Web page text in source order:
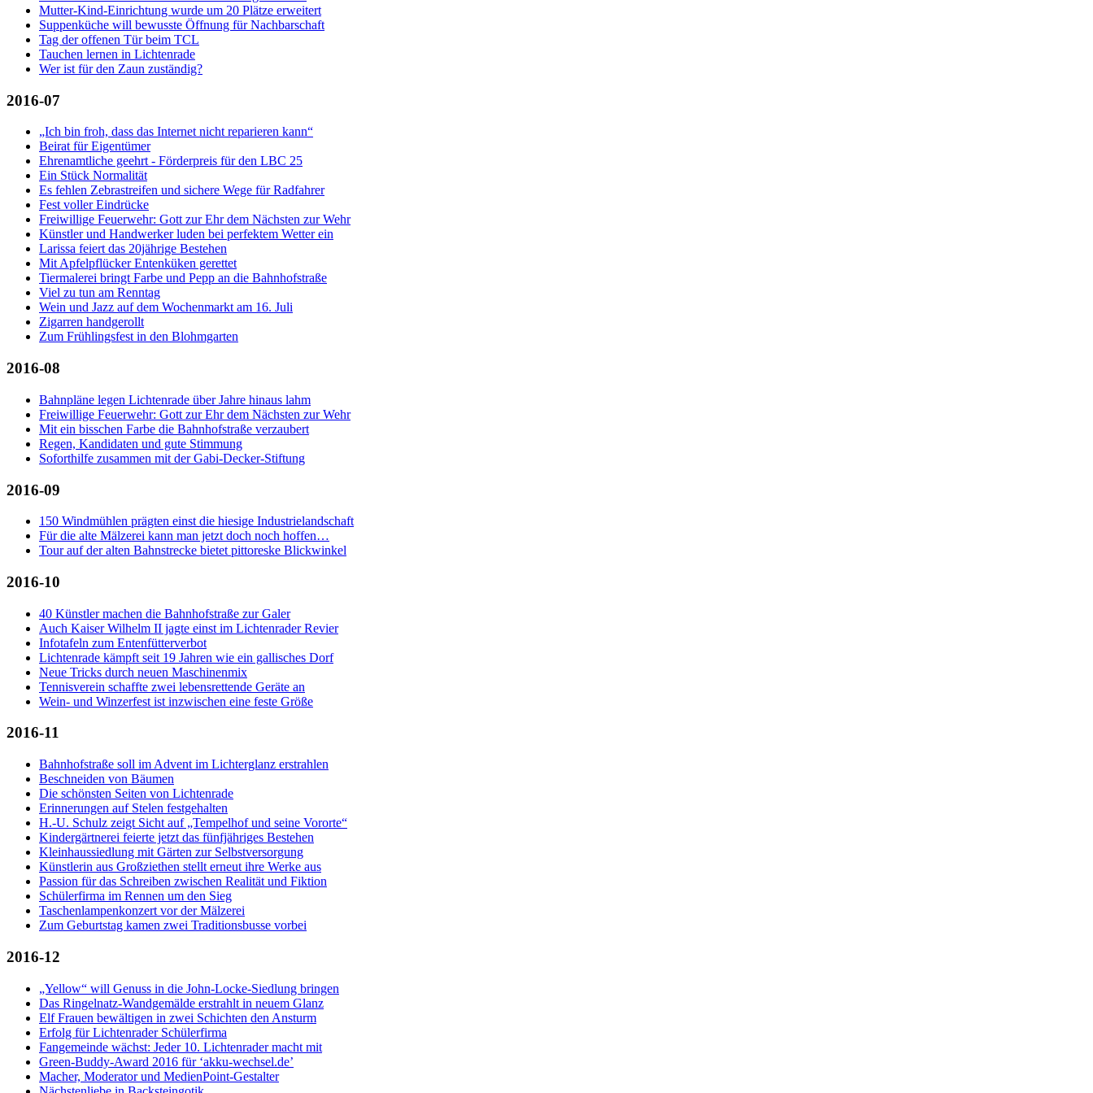
Mutter-Kind-Einrichtung wurde um 20 Plätze erweitert
Suppenküche will bewusste Öffnung für Nachbarschaft
Tag der offenen Tür beim TCL
Tauchen lernen in Lichtenrade
Wer ist für den Zaun zuständig?
2016-07
„Ich bin froh, dass das Internet nicht reparieren kann“
Beirat für Eigentümer
Ehrenamtliche geehrt - Förderpreis für den LBC 25
Ein Stück Normalität
Es fehlen Zebrastreifen und sichere Wege für Radfahrer
Fest voller Eindrücke
Freiwillige Feuerwehr: Gott zur Ehr dem Nächsten zur Wehr
Künstler und Handwerker luden bei perfektem Wetter ein
Larissa feiert das 20jährige Bestehen
Mit Apfelpflücker Entenküken gerettet
Tiermalerei bringt Farbe und Pepp an die Bahnhofstraße
Viel zu tun am Renntag
Wein und Jazz auf dem Wochenmarkt am 16. Juli
Zigarren handgerollt
Zum Frühlingsfest in den Blohmgarten
2016-08
Bahnpläne legen Lichtenrade über Jahre hinaus lahm
Freiwillige Feuerwehr: Gott zur Ehr dem Nächsten zur Wehr
Mit ein bisschen Farbe die Bahnhofstraße verzaubert
Regen, Kandidaten und gute Stimmung
Soforthilfe zusammen mit der Gabi-Decker-Stiftung
2016-09
150 Windmühlen prägten einst die hiesige Industrielandschaft
Für die alte Mälzerei kann man jetzt doch noch hoffen…
Tour auf der alten Bahnstrecke bietet pittoreske Blickwinkel
2016-10
40 Künstler machen die Bahnhofstraße zur Galer
Auch Kaiser Wilhelm II jagte einst im Lichtenrader Revier
Infotafeln zum Entenfütterverbot
Lichtenrade kämpft seit 19 Jahren wie ein gallisches Dorf
Neue Tricks durch neuen Maschinenmix
Tennisverein schaffte zwei lebensrettende Geräte an
Wein- und Winzerfest ist inzwischen eine feste Größe
2016-11
Bahnhofstraße soll im Advent im Lichterglanz erstrahlen
Beschneiden von Bäumen
Die schönsten Seiten von Lichtenrade
Erinnerungen auf Stelen festgehalten
H.-U. Schulz zeigt Sicht auf „Tempelhof und seine Vororte“
Kindergärtnerei feierte jetzt das fünfjähriges Bestehen
Kleinhaussiedlung mit Gärten zur Selbstversorgung
Künstlerin aus Großziethen stellt erneut ihre Werke aus
Passion für das Schreiben zwischen Realität und Fiktion
Schülerfirma im Rennen um den Sieg
Taschenlampenkonzert vor der Mälzerei
Zum Geburtstag kamen zwei Traditionsbusse vorbei
2016-12
„Yellow“ will Genuss in die John-Locke-Siedlung bringen
Das Ringelnatz-Wandgemälde erstrahlt in neuem Glanz
Elf Frauen bewältigen in zwei Schichten den Ansturm
Erfolg für Lichtenrader Schülerfirma
Fangemeinde wächst: Jeder 10. Lichtenrader macht mit
Green-Buddy-Award 2016 für ‘akku-wechsel.de’
Macher, Moderator und MedienPoint-Gestalter